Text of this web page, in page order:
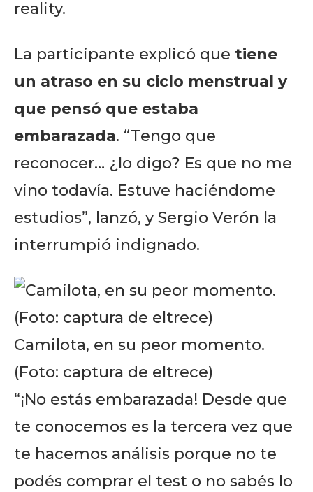
reality.
La participante explicó que tiene
un atraso en su ciclo menstrual y
que pensó que estaba
embarazada. “Tengo que
reconocer… ¿lo digo? Es que no me
vino todavía. Estuve haciéndome
estudios”, lanzó, y Sergio Verón la
interrumpió indignado.
Camilota, en su peor momento.
(Foto: captura de eltrece)
“¡No estás embarazada! Desde que
te conocemos es la tercera vez que
te hacemos análisis porque no te
podés comprar el test o no sabés lo